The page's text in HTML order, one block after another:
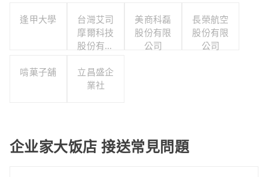
逢甲大學
台灣艾司
摩爾科技
股份有限
美商科磊
股份有限
公司
長榮航空
股份有限
公司
啃菓子舖
立昌盛企
業社
企业家大饭店 接送常見問題